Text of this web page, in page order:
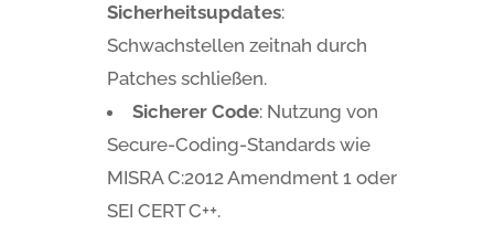
Sicherheitsupdates:
Schwachstellen zeitnah durch
Patches schließen.
Sicherer Code: Nutzung von
Secure-Coding-Standards wie
MISRA C:2012 Amendment 1 oder
SEI CERT C++.